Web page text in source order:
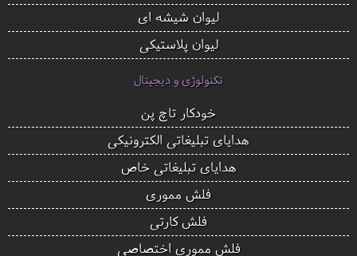
لیوان شیشه ای
لیوان پلاستیکی
تکنولوژی و دیجیتال
خودکار تاچ پن
هدایای تبلیغاتی الکترونیکی
هدایای تبلیغاتی خاص
فلش مموری
فلش کارتی
فلش مموری اختصاصی